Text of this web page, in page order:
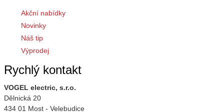
Akční nabídky
Novinky
Náš tip
Výprodej
Rychlý kontakt
VOGEL electric, s.r.o.
Dělnická 20
434 01 Most - Velebudice